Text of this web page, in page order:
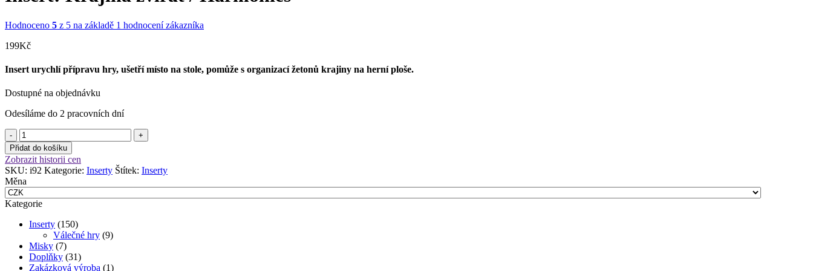
Hodnoceno 5 z 5 na základě 1 hodnocení zákazníka
199Kč
Insert urychlí přípravu hry, ušetří místo na stole, pomůže s organizací žetonů krajiny na herní ploše.
Dostupné na objednávku
Odesíláme do 2 pracovních dní
Insert:
Krajina
zvířat
/
Harmonies
množství
Přidat do košíku
Zobrazit historii cen
SKU: i92 Kategorie: Inserty Štítek: Inserty
Měna
Kategorie
Inserty (150)
Válečné hry (9)
Misky (7)
Doplňky (31)
Zakázková výroba (1)